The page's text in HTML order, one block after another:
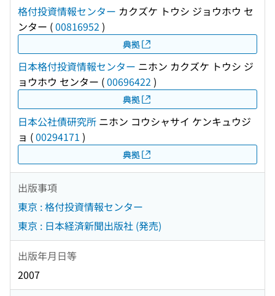
格付投資情報センター カクズケ トウシ ジョウホウ セ
ンター (00816952 )
典拠
日本格付投資情報センター ニホン カクズケ トウシ ジ
ョウホウ センター (00696422 )
典拠
日本公社債研究所 ニホン コウシャサイ ケンキュウジ
ョ (00294171 )
典拠
出版事項
東京 : 格付投資情報センター
東京 : 日本経済新聞出版社 (発売)
出版年月日等
2007